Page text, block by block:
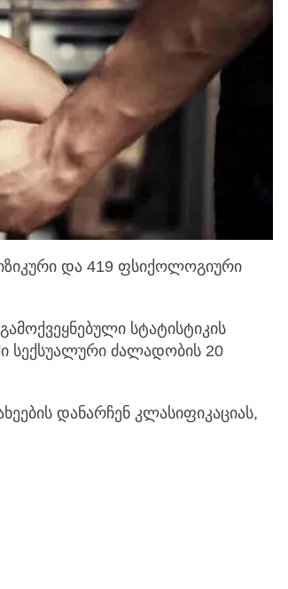
და 419 ფსიქოლოგიური
სტატისტიკის
სექსუალური ძალადობის 20
დანარჩენ კლასიფიკაციას,